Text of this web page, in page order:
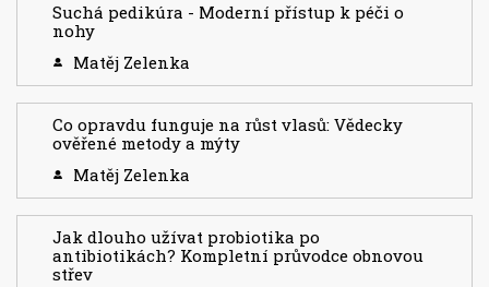
Suchá pedikúra - Moderní přístup k péči o
nohy
Matěj Zelenka
Co opravdu funguje na růst vlasů: Vědecky
ověřené metody a mýty
Matěj Zelenka
Jak dlouho užívat probiotika po
antibiotikách? Kompletní průvodce obnovou
střev